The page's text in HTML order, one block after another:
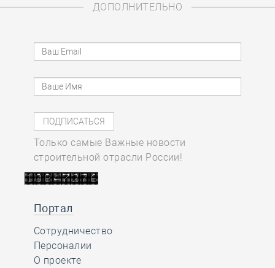
ДОПОЛНИТЕЛЬНО
Только самые Важные новости
строительной отрасли России!
Портал
Сотрудничество
Персоналии
О проекте